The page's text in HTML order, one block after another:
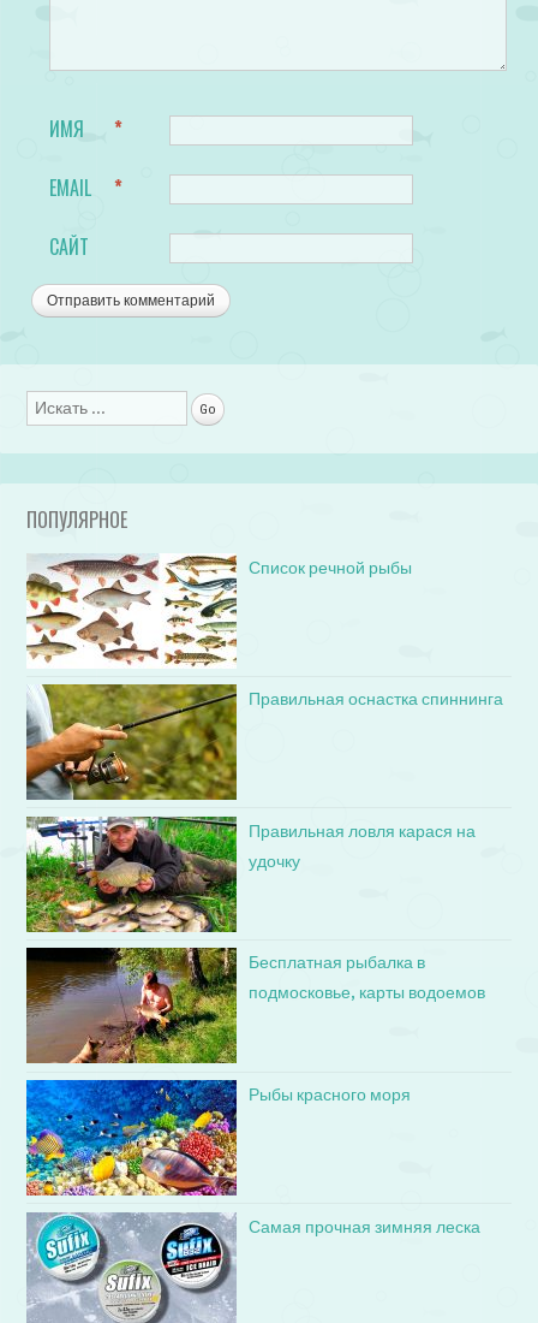
ИМЯ *
EMAIL *
САЙТ
Поиск
ПОПУЛЯРНОЕ
Список речной рыбы
Правильная оснастка спиннинга
Правильная ловля карася на
удочку
Бесплатная рыбалка в
подмосковье, карты водоемов
Рыбы красного моря
Самая прочная зимняя леска